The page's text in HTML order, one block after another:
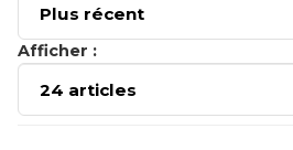
Afficher :